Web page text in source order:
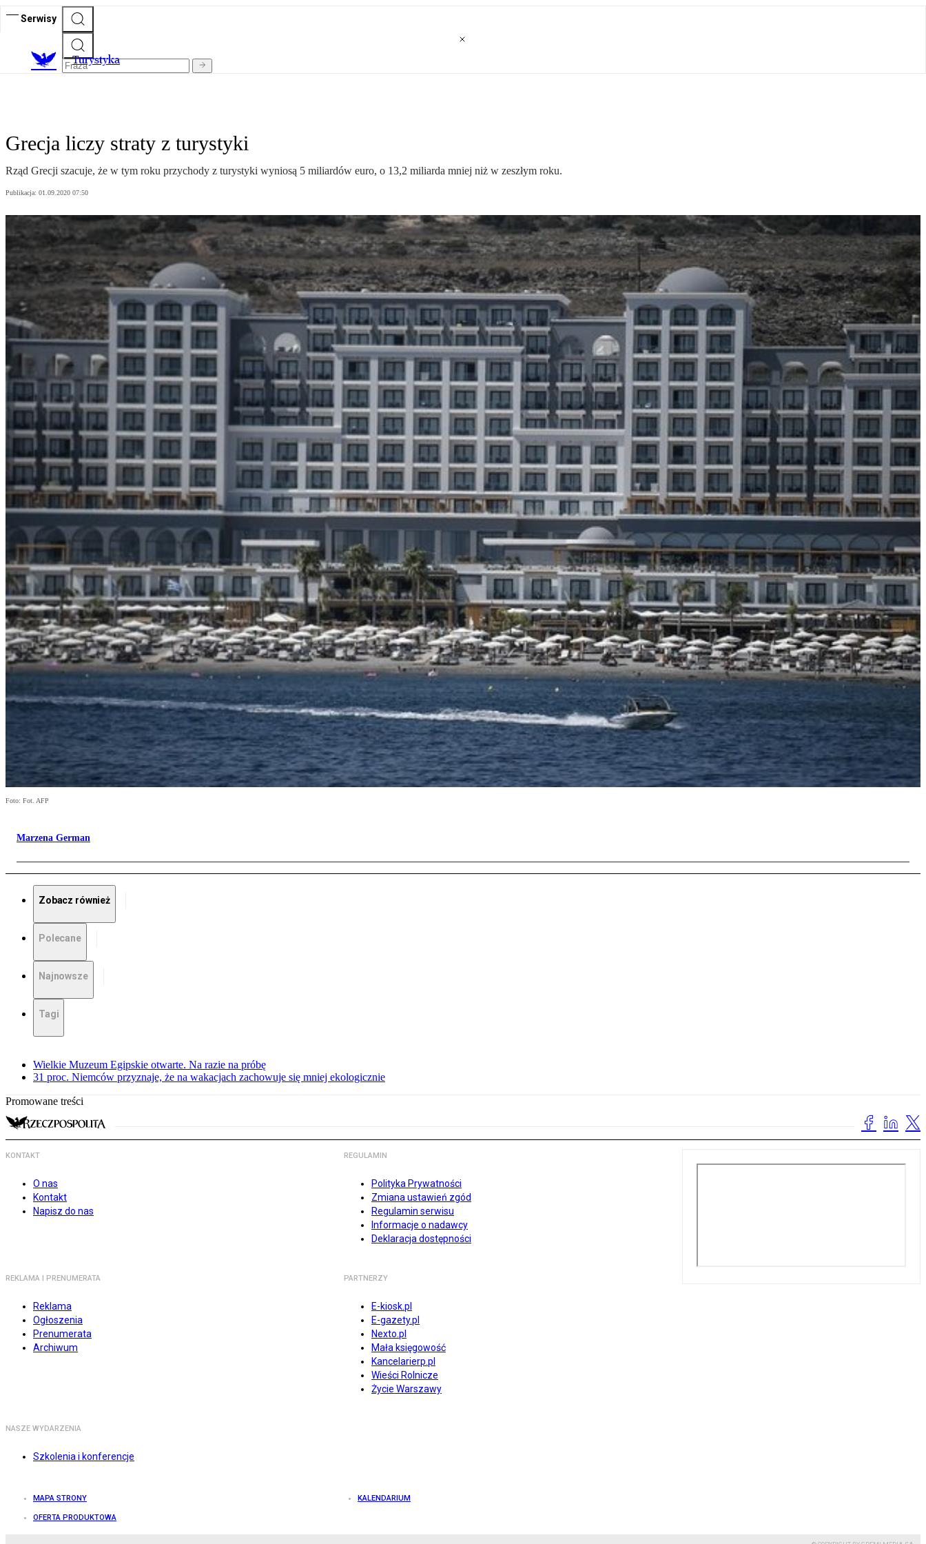
Serwisy
Turystyka
Grecja liczy straty z turystyki
Rząd Grecji szacuje, że w tym roku przychody z turystyki wyniosą 5 miliardów euro, o 13,2 miliarda mniej niż w zeszłym roku.
Publikacja: 01.09.2020 07:50
Foto: Fot. AFP
Marzena German
Zobacz również
Polecane
Najnowsze
Tagi
Wielkie Muzeum Egipskie otwarte. Na razie na próbę
31 proc. Niemców przyznaje, że na wakacjach zachowuje się mniej ekologicznie
Promowane treści
KONTAKT
O nas
Kontakt
Napisz do nas
REGULAMIN
Polityka Prywatności
Zmiana ustawień zgód
Regulamin serwisu
Informacje o nadawcy
Deklaracja dostępności
REKLAMA I PRENUMERATA
Reklama
Ogłoszenia
Prenumerata
Archiwum
PARTNERZY
E-kiosk.pl
E-gazety.pl
Nexto.pl
Mała księgowość
Kancelarierp.pl
Wieści Rolnicze
Życie Warszawy
NASZE WYDARZENIA
Szkolenia i konferencje
MAPA STRONY KALENDARIUM
OFERTA PRODUKTOWA